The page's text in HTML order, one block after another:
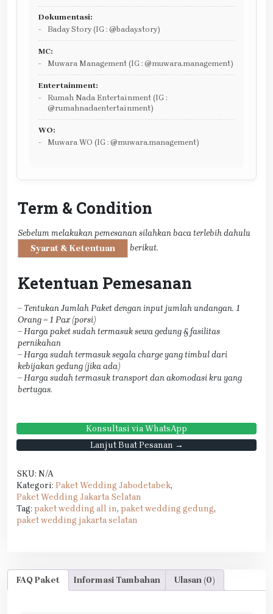
Dokumentasi:
Baday Story (IG : @baday.story)
MC:
Muwara Management (IG : @muwara.management)
Entertainment:
Rumah Nada Entertainment (IG :
@rumahnadaentertainment)
WO:
Muwara WO (IG : @muwara.management)
Term & Condition
Sebelum melakukan pemesanan silahkan baca terlebih dahulu
Syarat & Ketentuan
berikut.
Ketentuan Pemesanan
– Tentukan Jumlah Paket dengan input jumlah undangan. 1
Orang = 1 Pax (porsi)
– Harga paket sudah termasuk sewa gedung & fasilitas
pernikahan
– Harga sudah termasuk segala charge yang timbul dari
kebijakan gedung (jika ada)
– Harga sudah termasuk transport dan akomodasi kru yang
bertugas.
Konsultasi via WhatsApp
Lanjut Buat Pesanan →
SKU: N/A
Kategori: Paket Wedding Jabodetabek,
Paket Wedding Jakarta Selatan
Tag: paket wedding all in, paket wedding gedung,
paket wedding jakarta selatan
FAQ Paket Informasi Tambahan Ulasan (0)